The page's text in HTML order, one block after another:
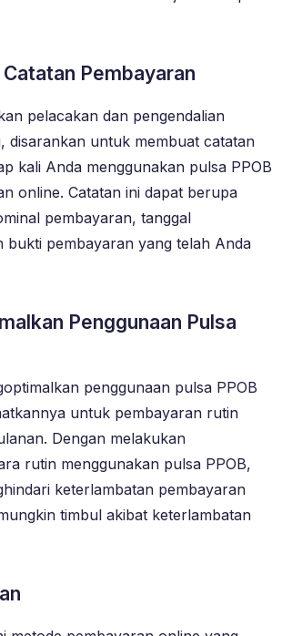
Pembayaran
pelacakan dan pengendalian
disarankan untuk membuat catatan
kali Anda menggunakan pulsa PPOB
online. Catatan ini dapat berupa
pembayaran, tanggal
bukti pembayaran yang telah Anda
Penggunaan Pulsa
penggunaan pulsa PPOB
untuk pembayaran rutin
Dengan melakukan
rutin menggunakan pulsa PPOB,
keterlambatan pembayaran
timbul akibat keterlambatan